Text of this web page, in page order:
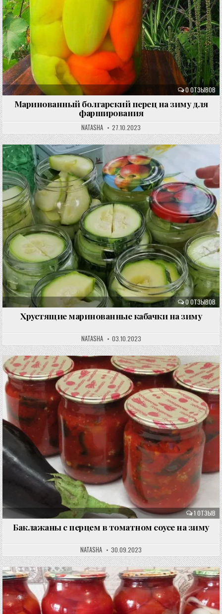
0 ОТЗЫВОВ
Маринованный болгарский перец на зиму для
фарширования
NATASHA 27.10.2023
0 ОТЗЫВОВ
Хрустящие маринованные кабачки на зиму
NATASHA 03.10.2023
1 ОТЗЫВ
Баклажаны с перцем в томатном соусе на зиму
NATASHA 30.09.2023